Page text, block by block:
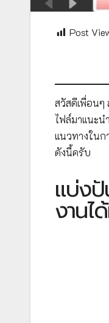
Post
สวัสดีเพื่อนๆ
ไฟล์มาแนะน
แนวทางในก
ดังนี้ครับ
แบ่งปั
งานไ